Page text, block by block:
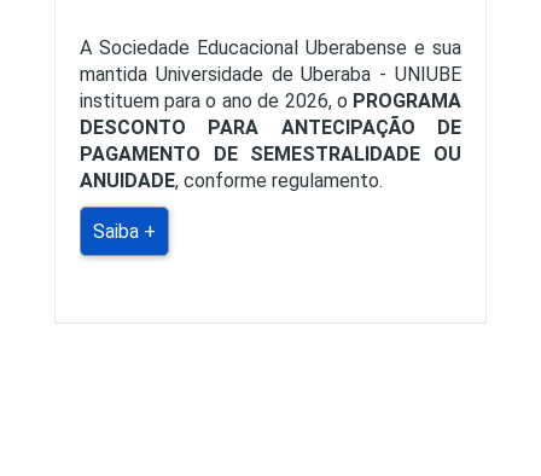
A Sociedade Educacional Uberabense e sua
mantida Universidade de Uberaba - UNIUBE
instituem para o ano de 2026, o PROGRAMA
DESCONTO PARA ANTECIPAÇÃO DE
PAGAMENTO DE SEMESTRALIDADE OU
ANUIDADE, conforme regulamento.
Saiba +